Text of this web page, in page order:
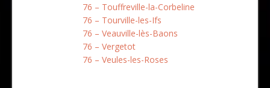
76 – Touffreville-la-Corbeline
76 – Tourville-les-Ifs
76 – Veauville-lès-Baons
76 – Vergetot
76 – Veules-les-Roses